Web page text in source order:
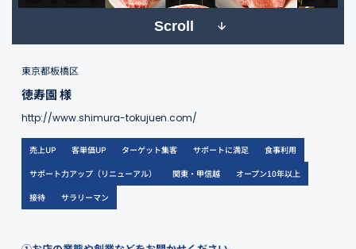
Scroll
東京都板橋区
徳寿園 様
http://www.shimura-tokujuen.com/
売上UP 客単価UP ターゲット集客 サポートに満足
食事利用
サポート力アップ（リニューアル）
関東・甲信越
オープン10年以上
接待
サラリーマン